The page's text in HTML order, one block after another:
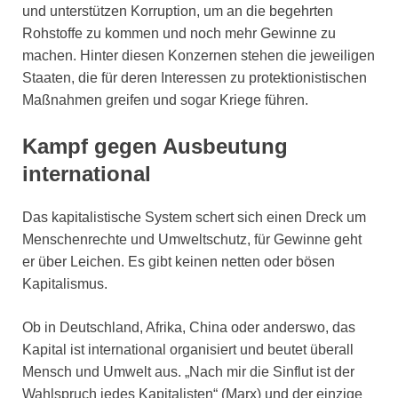
und unterstützen Korruption, um an die begehrten
Rohstoffe zu kommen und noch mehr Gewinne zu
machen. Hinter diesen Konzernen stehen die jeweiligen
Staaten, die für deren Interessen zu protektionistischen
Maßnahmen greifen und sogar Kriege führen.
Kampf gegen Ausbeutung
international
Das kapitalistische System schert sich einen Dreck um
Menschenrechte und Umweltschutz, für Gewinne geht
er über Leichen. Es gibt keinen netten oder bösen
Kapitalismus.
Ob in Deutschland, Afrika, China oder anderswo, das
Kapital ist international organisiert und beutet überall
Mensch und Umwelt aus. „Nach mir die Sinflut ist der
Wahlspruch jedes Kapitalisten“ (Marx) und der einzige